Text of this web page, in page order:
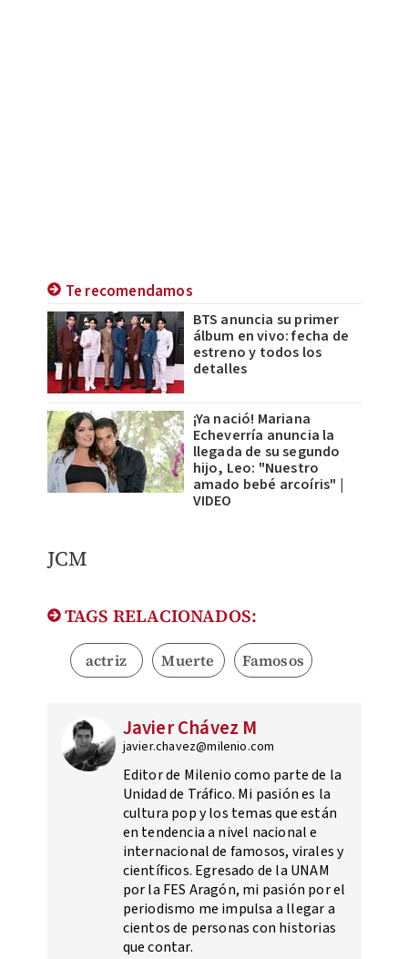
Te recomendamos
BTS anuncia su primer
álbum en vivo: fecha de
estreno y todos los
detalles
¡Ya nació! Mariana
Echeverría anuncia la
llegada de su segundo
hijo, Leo: "Nuestro
amado bebé arcoíris" |
VIDEO
JCM
TAGS RELACIONADOS:
actriz Muerte Famosos
Javier Chávez M
javier.chavez@milenio.com
Editor de Milenio como parte de la
Unidad de Tráfico. Mi pasión es la
cultura pop y los temas que están
en tendencia a nivel nacional e
internacional de famosos, virales y
científicos. Egresado de la UNAM
por la FES Aragón, mi pasión por el
periodismo me impulsa a llegar a
cientos de personas con historias
que contar.